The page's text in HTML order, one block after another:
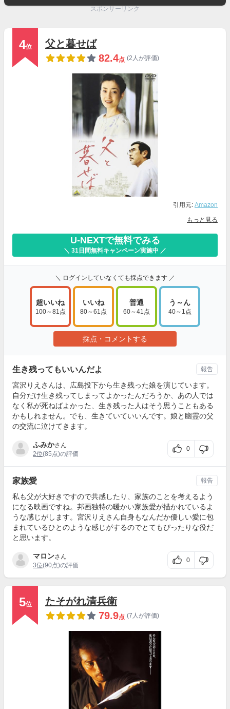
スポンサーリンク
4位
父と暮せば
82.4点 (2人が評価)
引用元: Amazon
もっと見る
U-NEXTで無料でみる
＼ 31日間無料キャンペーン実施中 ／
＼ ログインしていなくても採点できます ／
超いいね
100～81点
いいね
80～61点
普通
60～41点
う～ん
40～1点
採点・コメントする
生き残ってもいいんだよ
宮沢りえさんは、広島投下から生き残った娘を演じています。
自分だけ生き残ってしまってよかったんだろうか、あの人では
なく私が死ねばよかった、生き残った人はそう思うこともある
かもしれません。でも、生きていていいんです。娘と幽霊の父
の交流に泣けてきます。
ふみかさん
2位(85点)の評価
0
報告
家族愛
私も父が大好きですので共感したり、家族のことを考えるよう
になる映画ですね。邦画独特の暖かい家族愛が描かれているよ
うな感じがします。宮沢りえさん自身もなんだか優しい愛に包
まれているひとのような感じがするのでとてもぴったりな役だ
と思います。
マロンさん
3位(90点)の評価
0
報告
5位
たそがれ清兵衛
79.9点 (7人が評価)